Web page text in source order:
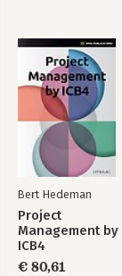
Bert Hedeman
Project
Management by
ICB4
€ 80,61